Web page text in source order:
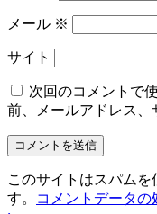
メール ※
サイト
次回のコメントで
前、メールアドレス、
このサイトはスパムを
す。
コメントデータの